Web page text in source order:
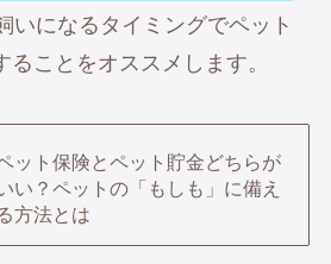
いになるタイミングでペット
ことをオススメします。
ット保険とペット貯金どちらが
い？ペットの「もしも」に備え
方法とは